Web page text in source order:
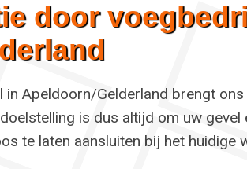
door
in Apeldoorn/Gelderland brengt
is dus altijd om uw
te laten aansluiten bij het huidige